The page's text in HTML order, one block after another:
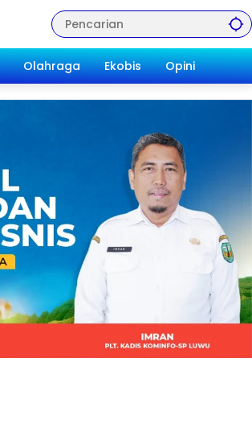
Olahraga Ekobis Opini